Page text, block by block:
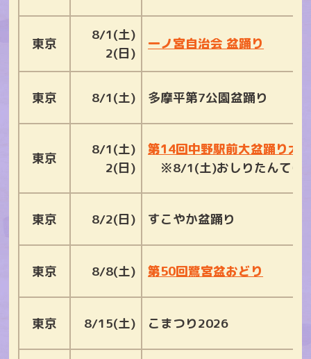
東京
8/1(土)
2(日)
一ノ宮自治会 盆踊り
東京 8/1(土) 多摩平第7公園盆踊り
東京
8/1(土)
2(日)
第14回中野駅前大盆踊り大
※8/1(土)おしりたんてい
東京 8/2(日) すこやか盆踊り
東京 8/8(土) 第50回鷺宮盆おどり
東京 8/15(土) こまつり2026